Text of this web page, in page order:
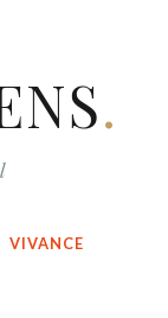
.
VIVANCE